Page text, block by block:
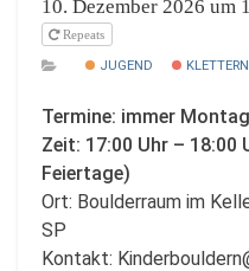
10. Dezember 2026 um
Repeats
JUGEND KLETTERN
Termine: immer
Zeit: 17:00 Uhr – 18:00
Feiertage)
Ort: Boulderraum im
SP
Kontakt: